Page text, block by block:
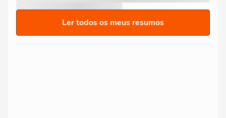
Ler todos os meus resumos